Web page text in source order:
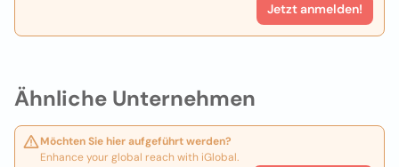
Ähnliche Unternehmen
Möchten Sie hier aufgeführt werden?
Enhance your global reach with iGlobal.
Jetzt anmelden!